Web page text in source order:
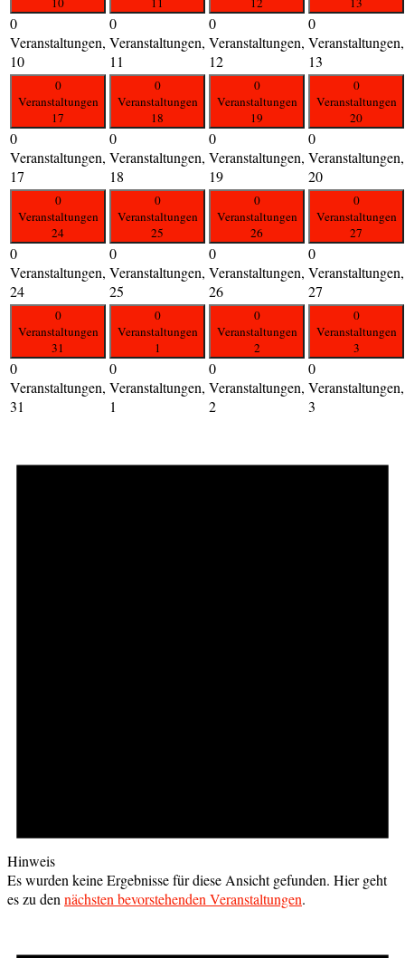
0
Veranstaltungen,
10
0
Veranstaltungen,
11
0
Veranstaltungen,
12
0
Veranstaltungen,
13
0
Veranstaltungen
17
0
Veranstaltungen,
17
0
Veranstaltungen
18
0
Veranstaltungen,
18
0
Veranstaltungen
19
0
Veranstaltungen,
19
0
Veranstaltungen
20
0
Veranstaltungen,
20
0
Veranstaltungen
24
0
Veranstaltungen,
24
0
Veranstaltungen
25
0
Veranstaltungen,
25
0
Veranstaltungen
26
0
Veranstaltungen,
26
0
Veranstaltungen
27
0
Veranstaltungen,
27
0
Veranstaltungen
31
0
Veranstaltungen,
31
0
Veranstaltungen
1
0
Veranstaltungen,
1
0
Veranstaltungen
2
0
Veranstaltungen,
2
0
Veranstaltungen
3
0
Veranstaltungen,
3
Hinweis
Es wurden keine Ergebnisse für diese Ansicht gefunden. Hier geht
es zu den nächsten bevorstehenden Veranstaltungen.